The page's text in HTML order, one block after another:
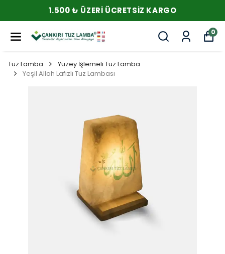
1.500 ₺ ÜZERI ÜCRETSIZ KARGO
0
Tuz Lamba
Yüzey İşlemeli Tuz Lamba
Yeşil Allah Lafızlı Tuz Lambası